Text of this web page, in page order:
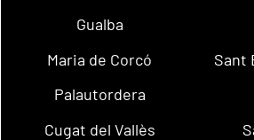
Gualba
Maria de Corcó
Sant
Palautordera
Cugat del Vallès